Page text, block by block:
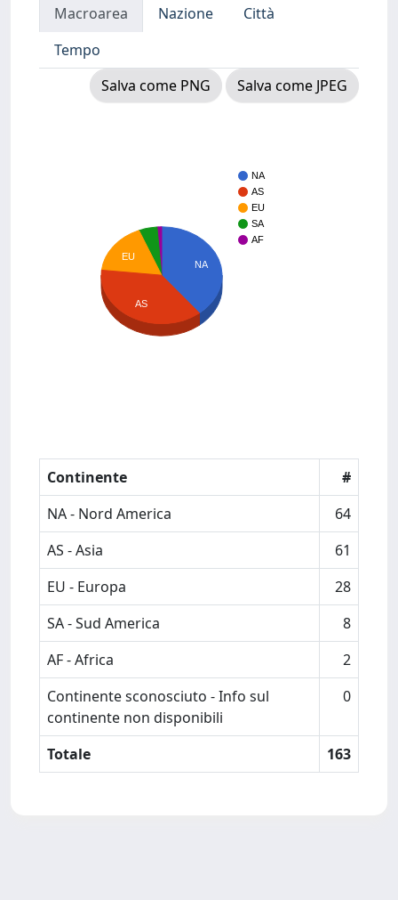
Macroarea Nazione
Città
Tempo
Salva come PNG
Salva come JPEG
NA
AS
EU
SA
AF
NA
EU
AS
Continente
#
NA - Nord America
64
AS - Asia
61
EU - Europa
28
SA - Sud America
8
AF - Africa
2
Continente sconosciuto - Info sul
continente non disponibili
0
Totale 163